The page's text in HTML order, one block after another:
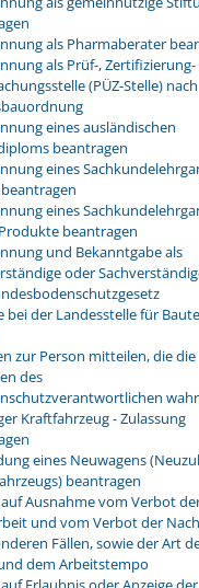
als Pharmaberater
als Prüf-,
(PÜZ-Stelle) nach
eines ausländischen
beantragen
eines
eines
beantragen
und Bekanntgabe als
oder
bei der Landesstelle für
zur Person mitteilen, die die
des
Kraftfahrzeug - Zulassung
eines Neuwagens
beantragen
Ausnahme vom Verbot
und vom Verbot der
Fällen, sowie der Art
dem Arbeitstempo